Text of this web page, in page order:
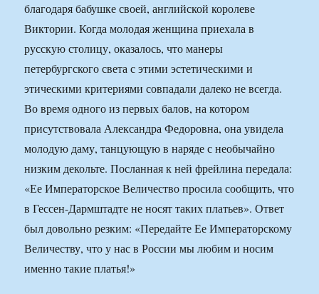
благодаря бабушке своей, английской королеве
Виктории. Когда молодая женщина приехала в
русскую столицу, оказалось, что манеры
петербургского света с этими эстетическими и
этическими критериями совпадали далеко не всегда.
Во время одного из первых балов, на котором
присутствовала Александра Федоровна, она увидела
молодую даму, танцующую в наряде с необычайно
низким декольте. Посланная к ней фрейлина передала:
«Ее Императорское Величество просила сообщить, что
в Гессен-Дармштадте не носят таких платьев». Ответ
был довольно резким: «Передайте Ее Императорскому
Величеству, что у нас в России мы любим и носим
именно такие платья!»